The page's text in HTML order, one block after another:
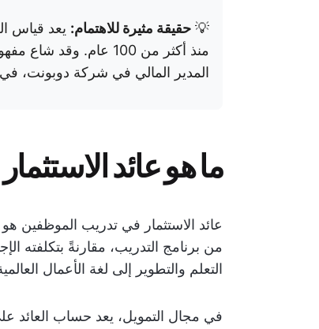
💡 حقيقة مثيرة للاهتمام: يعد قياس
منذ أكثر من 100 عام. وقد شاع مفهوم العائد على الاستثمار لأول مرة على يد
المدير المالي في شركة دوبونت، في
ما هو عائد
عائد الاستثمار في تدريب الموظفين هو
من برنامج التدريب، مقارنةً بتكلفته
التعلم والتطوير إلى لغة الأعمال
في مجال التمويل، يعد حساب العائد